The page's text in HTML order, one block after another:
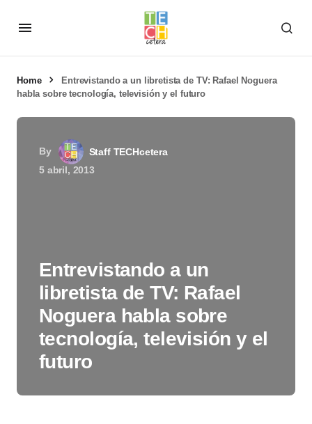
Home
Entrevistando a un libretista de TV: Rafael Noguera
habla sobre tecnología, televisión y el futuro
By
Staff TECHcetera
5 abril, 2013
Entrevistando a un
libretista de TV: Rafael
Noguera habla sobre
tecnología, televisión y el
futuro